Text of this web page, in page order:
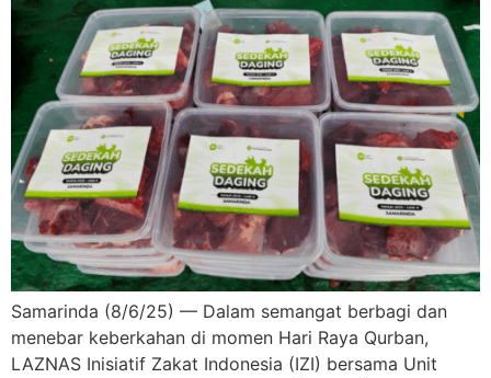
Samarinda (8/6/25) — Dalam semangat berbagi dan
menebar keberkahan di momen Hari Raya Qurban,
LAZNAS Inisiatif Zakat Indonesia (IZI) bersama Unit